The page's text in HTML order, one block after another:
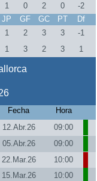
1 0 2 0
-2
JP GF GC PT
Df
1 2 3 3
-1
1 3 2 3 1
Fecha
Hora
12.Abr.26
09:00
05.Abr.26
09:00
22.Mar.26
10:00
15.Mar.26
10:00